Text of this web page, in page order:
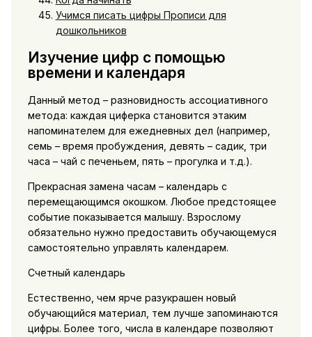
Учимся писать цифры Прописи для
дошкольников
Изучение цифр с помощью
времени и календаря
Данный метод – разновидность ассоциативного
метода: каждая циферка становится этаким
напоминателем для ежедневных дел (например,
семь – время пробуждения, девять – садик, три
часа – чай с печеньем, пять – прогулка и т.д.).
Прекрасная замена часам – календарь с
перемещающимся окошком. Любое предстоящее
событие показывается малышу. Взрослому
обязательно нужно предоставить обучающемуся
самостоятельно управлять календарем.
Счетный календарь
Естественно, чем ярче разукрашен новый
обучающийся материал, тем лучше запоминаются
цифры. Более того, числа в календаре позволяют